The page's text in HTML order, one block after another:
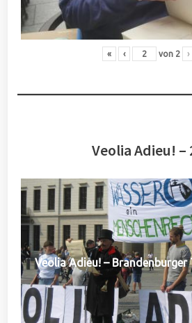
« ‹ von 2 ›
Veolia Adieu! –
Veolia Adieu! – Brandenburger